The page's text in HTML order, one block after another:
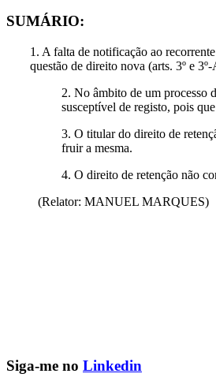
SUMÁRIO:
1. A falta de notificação ao
questão de direito nova (arts. 3º e
2. No âmbito de um processo
susceptível de registo, pois
3. O titular do direito de
fruir a mesma.
4. O direito de retenção não
(Relator: MANUEL MARQUES)
Siga-me no Linkedin